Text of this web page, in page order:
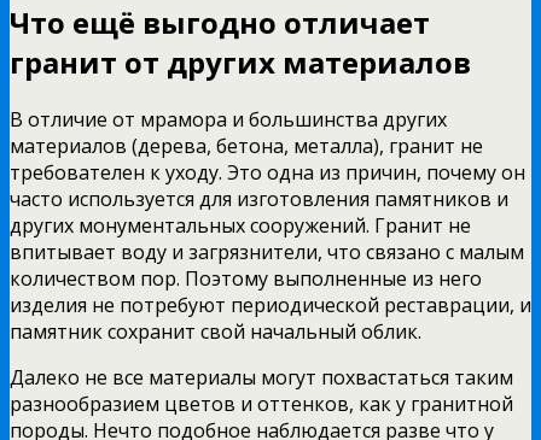
Что ещё выгодно отличает
гранит от других материалов
В отличие от мрамора и большинства других
материалов (дерева, бетона, металла), гранит не
требователен к уходу. Это одна из причин, почему он
часто используется для изготовления памятников и
других монументальных сооружений. Гранит не
впитывает воду и загрязнители, что связано с малым
количеством пор. Поэтому выполненные из него
изделия не потребуют периодической реставрации, и
памятник сохранит свой начальный облик.
Далеко не все материалы могут похвастаться таким
разнообразием цветов и оттенков, как у гранитной
породы. Нечто подобное наблюдается разве что у